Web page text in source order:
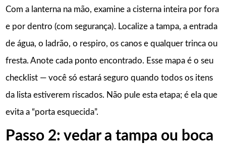
Com a lanterna na mão, examine a cisterna inteira por fora
e por dentro (com segurança). Localize a tampa, a entrada
de água, o ladrão, o respiro, os canos e qualquer trinca ou
fresta. Anote cada ponto encontrado. Esse mapa é o seu
checklist — você só estará seguro quando todos os itens
da lista estiverem riscados. Não pule esta etapa; é ela que
evita a “porta esquecida”.
Passo 2: vedar a tampa ou boca